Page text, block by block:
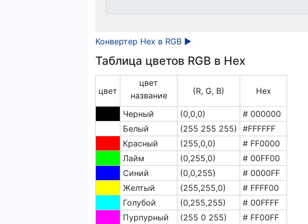
Конвертер Hex в RGB ►
Таблица цветов RGB в Hex
цвет
цвет
название
(R, G, B) Hex
Черный (0,0,0)
# 000000
Белый
(255 255 255)
#FFFFFF
Красный
(255,0,0)
# FF0000
Лайм
(0,255,0)
# 00FF00
Синий
(0,0,255)
# 0000FF
Желтый
(255,255,0)
# FFFF00
Голубой
(0,255,255)
# 00FFFF
Пурпурный
(255 0 255)
# FF00FF